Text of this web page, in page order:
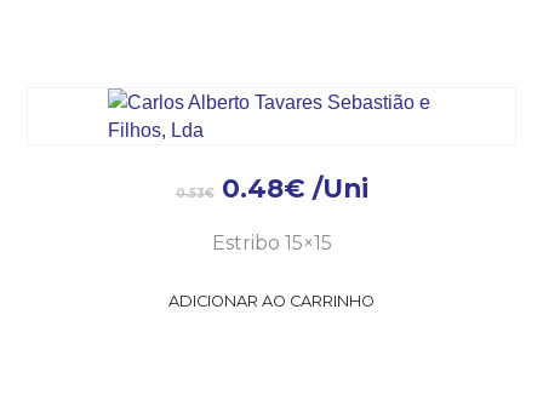
0.53€ 0.48€ /Uni
Estribo 15×15
ADICIONAR AO CARRINHO